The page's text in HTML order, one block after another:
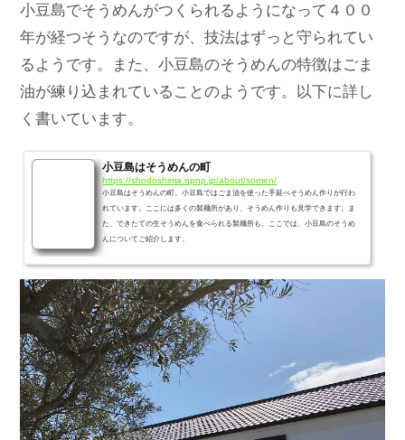
小豆島でそうめんがつくられるようになって４００
年が経つそうなのですが、技法はずっと守られてい
るようです。また、小豆島のそうめんの特徴はごま
油が練り込まれていることのようです。以下に詳し
く書いています。
小豆島はそうめんの町
https://shodoshima.npnp.jp/about/somen/
小豆島はそうめんの町。小豆島ではごま油を使った手延べそうめん作りが行わ
れています。ここには多くの製麺所があり、そうめん作りも見学できます。ま
た、できたての生そうめんを食べられる製麺所も。ここでは、小豆島のそうめ
んについてご紹介します。